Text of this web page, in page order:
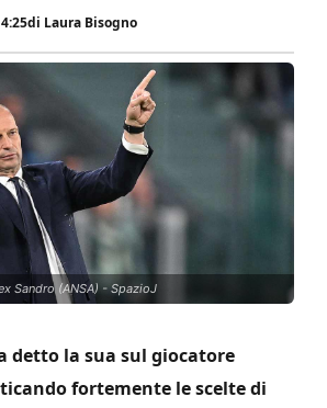
di Laura Bisogno
Sandro (ANSA) - SpazioJ
detto la sua sul giocatore
fortemente le scelte di